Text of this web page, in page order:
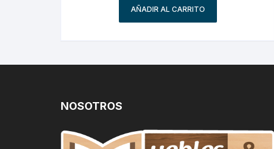
AÑADIR AL CARRITO
NOSOTROS